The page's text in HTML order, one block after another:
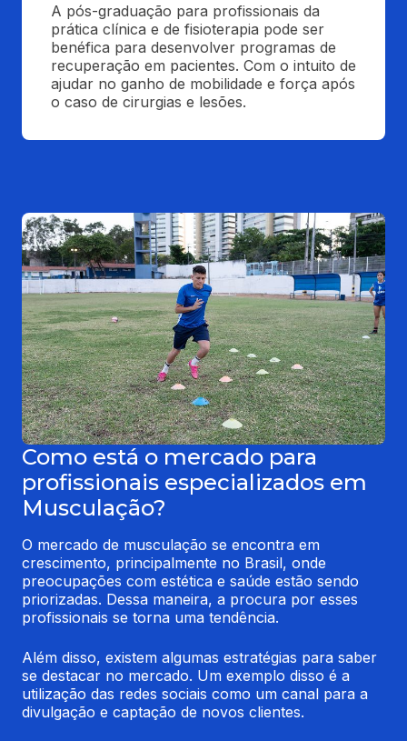
A pós-graduação para profissionais da
prática clínica e de fisioterapia pode ser
benéfica para desenvolver programas de
recuperação em pacientes. Com o intuito de
ajudar no ganho de mobilidade e força após
o caso de cirurgias e lesões.
Como está o mercado para
profissionais especializados em
Musculação?
O mercado de musculação se encontra em
crescimento, principalmente no Brasil, onde
preocupações com estética e saúde estão sendo
priorizadas. Dessa maneira, a procura por esses
profissionais se torna uma tendência.
Além disso, existem algumas estratégias para saber
se destacar no mercado. Um exemplo disso é a
utilização das redes sociais como um canal para a
divulgação e captação de novos clientes.